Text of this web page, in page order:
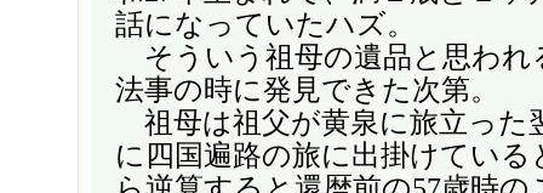
話になっていたハズ。
そういう祖母の遺品と思われ
法事の時に発見できた次第。
祖母は祖父が黄泉に旅立った
に四国遍路の旅に出掛けてい